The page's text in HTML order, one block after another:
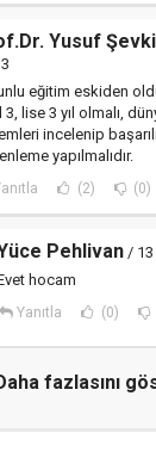
Yusuf
eğitim eskiden
lise 3 yıl olmalı,
incelenip
yapılmalıdır.
(2) (0)
Pehlivan / 13
hocam
Yanıtla (0)
fazlasını